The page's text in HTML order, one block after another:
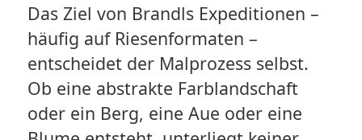
Das Ziel von Brandls Expeditionen –
häufig auf Riesenformaten –
entscheidet der Malprozess selbst.
Ob eine abstrakte Farblandschaft
oder ein Berg, eine Aue oder eine